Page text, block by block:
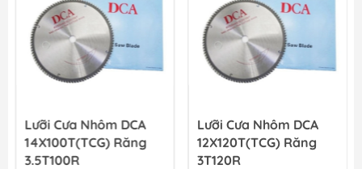
Lưỡi Cưa Nhôm DCA
14X100T(TCG) Răng
3.5T100R
Lưỡi Cưa Nhôm DCA
12X120T(TCG) Răng
3T120R